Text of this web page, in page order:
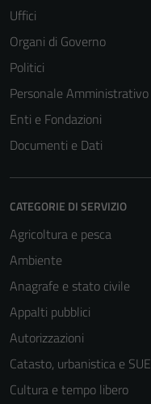
Uffici
Organi di Governo
Politici
Personale Amministrativo
Enti e Fondazioni
Documenti e Dati
CATEGORIE DI SERVIZIO
Agricoltura e pesca
Ambiente
Anagrafe e stato civile
Appalti pubblici
Autorizzazioni
Catasto, urbanistica e SUE
Cultura e tempo libero